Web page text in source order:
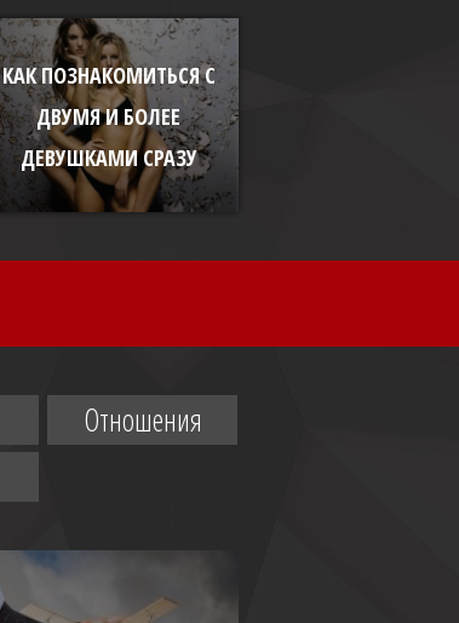
КАК ПОЗНАКОМИТЬСЯ С
ДВУМЯ И БОЛЕЕ
ДЕВУШКАМИ СРАЗУ
Отношения